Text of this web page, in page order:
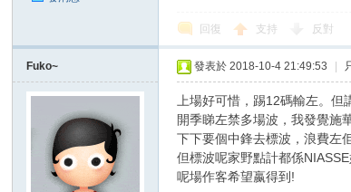
回復 支持 反對
Fuko~ 發表於 2018-10-4 21:49:53
上場好可惜，踢12碼輸左。但
開季睇左禁多場波，我發覺施
下下要個中鋒去標波，浪費左
但標波呢家野點計都係
呢場作客希望嬴得到!